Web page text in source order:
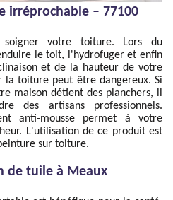
irréprochable – 77100
soigner votre toiture. Lors du
le toit, l'hydrofuger et enfin
et de la hauteur de votre
la toiture peut être dangereux. Si
maison détient des planchers, il
des artisans professionnels.
anti-mousse permet à votre
L'utilisation de ce produit est
sur toiture.
de tuile à Meaux